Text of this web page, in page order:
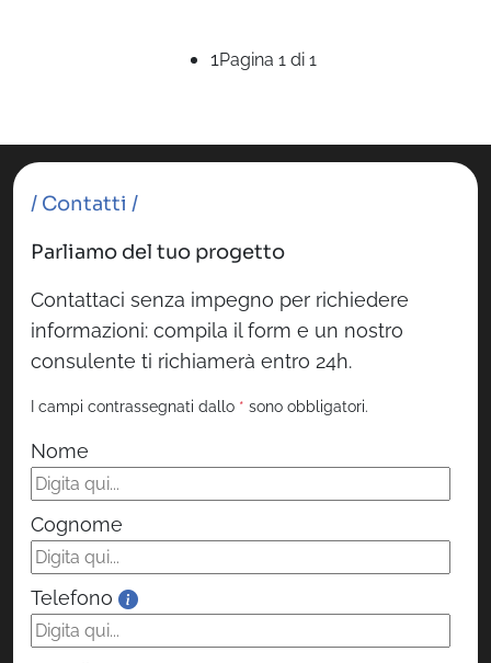
1Pagina 1 di 1
/ Contatti /
Parliamo del tuo progetto
Contattaci senza impegno per richiedere
informazioni: compila il form e un nostro
consulente ti richiamerà entro 24h.
I campi contrassegnati dallo * sono obbligatori.
Nome
Cognome
Telefono